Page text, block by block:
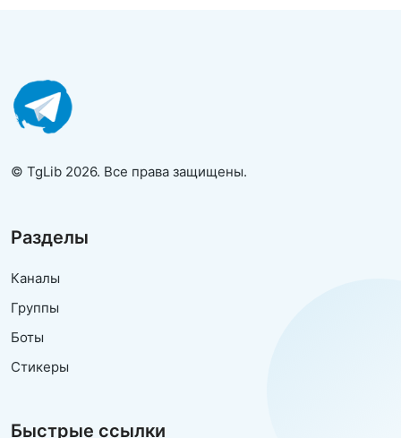
© TgLib 2026. Все права защищены.
Разделы
Каналы
Группы
Боты
Стикеры
Быстрые ссылки